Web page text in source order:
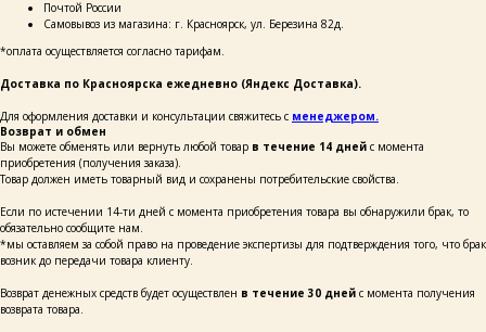
Почтой России
Самовывоз из магазина: г. Красноярск, ул. Березина 82д.
*оплата осуществляется согласно тарифам.
Доставка по Красноярска ежедневно (Яндекс Доставка).
Для оформления доставки и консультации свяжитесь с менеджером.
Возврат и обмен
Вы можете обменять или вернуть любой товар в течение 14 дней с момента
приобретения (получения заказа).
Товар должен иметь товарный вид и сохранены потребительские свойства.
Если по истечении 14-ти дней с момента приобретения товара вы обнаружили брак, то
обязательно сообщите нам.
*мы оставляем за собой право на проведение экспертизы для подтверждения того, что брак
возник до передачи товара клиенту.
Возврат денежных средств будет осуществлен в течение 30 дней с момента получения
возврата товара.
+7
написать
Нажимая на кнопку «Написать», я даю согласие
на обработку персональных данных и соглашаюсь
с политикой конфиденциальности и согласен